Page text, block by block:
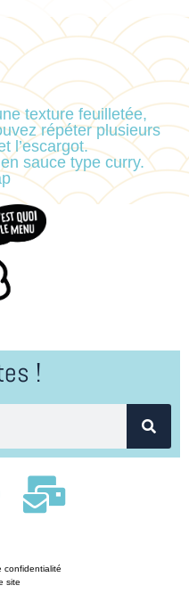
texture feuilletée,
répéter plusieurs
l’escargot.
sauce type curry.
!
confidentialité
site